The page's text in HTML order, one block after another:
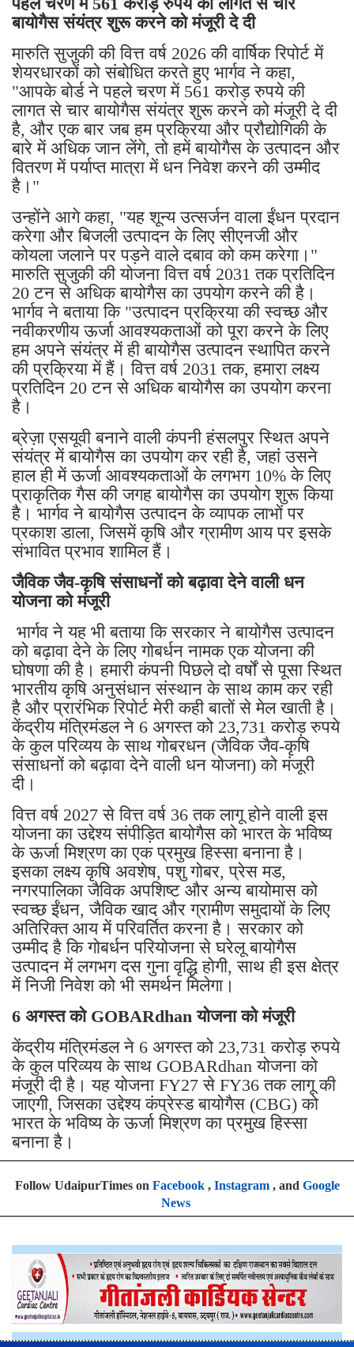
बायोगैस संयंत्र शुरू करने को मंजूरी दे दी
मारुति सुजुकी की वित्त वर्ष 2026 की वार्षिक रिपोर्ट में
शेयरधारकों को संबोधित करते हुए भार्गव ने कहा,
"आपके बोर्ड ने पहले चरण में 561 करोड़ रुपये की
लागत से चार बायोगैस संयंत्र शुरू करने को मंजूरी दे दी
है, और एक बार जब हम प्रक्रिया और प्रौद्योगिकी के
बारे में अधिक जान लेंगे, तो हमें बायोगैस के उत्पादन और
वितरण में पर्याप्त मात्रा में धन निवेश करने की उम्मीद
है।"
उन्होंने आगे कहा, "यह शून्य उत्सर्जन वाला ईंधन प्रदान
करेगा और बिजली उत्पादन के लिए सीएनजी और
कोयला जलाने पर पड़ने वाले दबाव को कम करेगा।"
मारुति सुजुकी की योजना वित्त वर्ष 2031 तक प्रतिदिन
20 टन से अधिक बायोगैस का उपयोग करने की है।
भार्गव ने बताया कि "उत्पादन प्रक्रिया की स्वच्छ और
नवीकरणीय ऊर्जा आवश्यकताओं को पूरा करने के लिए
हम अपने संयंत्र में ही बायोगैस उत्पादन स्थापित करने
की प्रक्रिया में हैं। वित्त वर्ष 2031 तक, हमारा लक्ष्य
प्रतिदिन 20 टन से अधिक बायोगैस का उपयोग करना
है।
ब्रेज़ा एसयूवी बनाने वाली कंपनी हंसलपुर स्थित अपने
संयंत्र में बायोगैस का उपयोग कर रही है, जहां उसने
हाल ही में ऊर्जा आवश्यकताओं के लगभग 10% के लिए
प्राकृतिक गैस की जगह बायोगैस का उपयोग शुरू किया
है। भार्गव ने बायोगैस उत्पादन के व्यापक लाभों पर
प्रकाश डाला, जिसमें कृषि और ग्रामीण आय पर इसके
संभावित प्रभाव शामिल हैं।
जैविक जैव-कृषि संसाधनों को बढ़ावा देने वाली धन
योजना को मंजूरी
भार्गव ने यह भी बताया कि सरकार ने बायोगैस उत्पादन
को बढ़ावा देने के लिए गोबर्धन नामक एक योजना की
घोषणा की है। हमारी कंपनी पिछले दो वर्षों से पूसा स्थित
भारतीय कृषि अनुसंधान संस्थान के साथ काम कर रही
है और प्रारंभिक रिपोर्ट मेरी कही बातों से मेल खाती है।
केंद्रीय मंत्रिमंडल ने 6 अगस्त को 23,731 करोड़ रुपये
के कुल परिव्यय के साथ गोबरधन (जैविक जैव-कृषि
संसाधनों को बढ़ावा देने वाली धन योजना) को मंजूरी
दी।
वित्त वर्ष 2027 से वित्त वर्ष 36 तक लागू होने वाली इस
योजना का उद्देश्य संपीड़ित बायोगैस को भारत के भविष्य
के ऊर्जा मिश्रण का एक प्रमुख हिस्सा बनाना है।
इसका लक्ष्य कृषि अवशेष, पशु गोबर, प्रेस मड,
नगरपालिका जैविक अपशिष्ट और अन्य बायोमास को
स्वच्छ ईंधन, जैविक खाद और ग्रामीण समुदायों के लिए
अतिरिक्त आय में परिवर्तित करना है। सरकार को
उम्मीद है कि गोबर्धन परियोजना से घरेलू बायोगैस
उत्पादन में लगभग दस गुना वृद्धि होगी, साथ ही इस क्षेत्र
में निजी निवेश को भी समर्थन मिलेगा।
6 अगस्त को GOBARdhan योजना को मंजूरी
केंद्रीय मंत्रिमंडल ने 6 अगस्त को 23,731 करोड़ रुपये
के कुल परिव्यय के साथ GOBARdhan योजना को
मंजूरी दी है। यह योजना FY27 से FY36 तक लागू की
जाएगी, जिसका उद्देश्य कंप्रेस्ड बायोगैस (CBG) को
भारत के भविष्य के ऊर्जा मिश्रण का प्रमुख हिस्सा
बनाना है।
Follow UdaipurTimes on Facebook, Instagram, and Google
News